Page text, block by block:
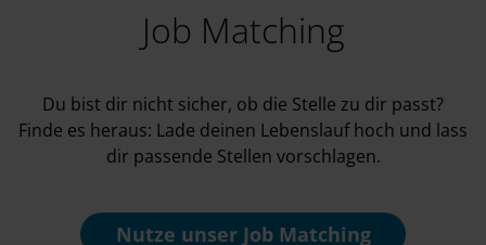
Job Matching
Du bist dir nicht sicher, ob die Stelle zu dir passt?
Finde es heraus: Lade deinen Lebenslauf hoch und lass
dir passende Stellen vorschlagen.
Nutze unserJob Matching